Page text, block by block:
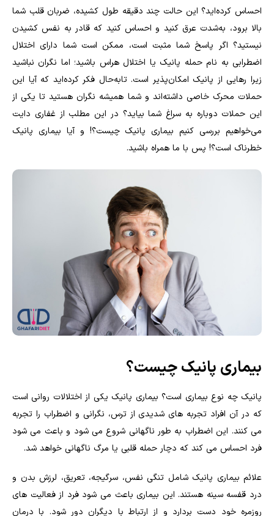
احساس کرده‌اید؟ این حالت چند دقیقه طول کشیده، ضربان قلب شما
بالا برود، به‌شدت عرق کنید و احساس کنید که قادر به نفس کشیدن
نیستید؟ اگر پاسخ شما مثبت است، ممکن است شما دارای اختلال
اضطرابی به نام حمله پانیک یا اختلال هراس باشید؛ اما نگران نباشید
زیرا رهایی از پانیک امکان‌پذیر است. تابه‌حال فکر کرده‌اید که آیا این
حملات محرک خاصی داشته‌اند و شما همیشه نگران هستید تا یکی از
این حملات دوباره به سراغ شما بیاید؟ در این مطلب از غفاری دایت
می‌خواهیم بررسی کنیم بیماری پانیک چیست؟! و آیا بیماری پانیک
خطرناک است؟! پس با ما همراه باشید.
بیماری پانیک چیست؟
پانیک چه نوع بیماری است؟ بیماری پانیک یکی از اختلالات روانی است
که در آن افراد تجربه های شدیدی از ترس، نگرانی و اضطراب را تجربه
می کنند. این اضطراب به طور ناگهانی شروع می شود و باعث می شود
فرد احساس می کند که دچار حمله قلبی یا مرگ ناگهانی خواهد شد.
علائم بیماری پانیک شامل تنگی نفس، سرگیجه، تعریق، لرزش بدن و
درد قفسه سینه هستند. این بیماری باعث می شود فرد از فعالیت های
روزمره خود دست بردارد و از ارتباط با دیگران دور شود. با درمان